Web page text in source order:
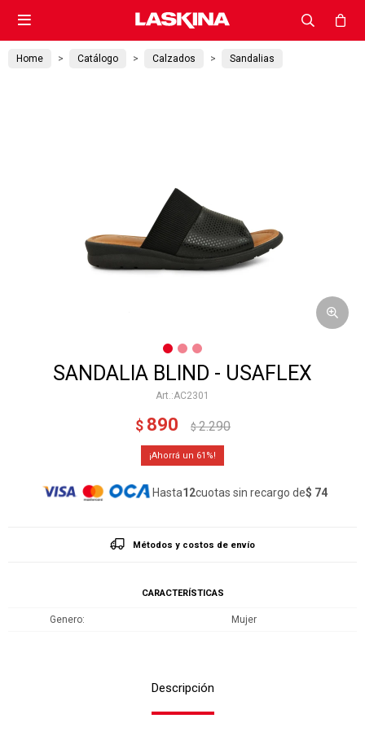

Home Catálogo Calzados Sandalias
SANDALIA BLIND - USAFLEX
AC2301
$ 890 $ 2.290
61
Hasta12cuotas sin recargo de$ 74
Métodos y costos de envío
CARACTERÍSTICAS
Genero Mujer
Descripción